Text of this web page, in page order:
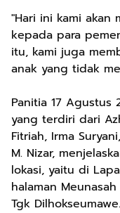
"Hari ini kami akan
kepada para
itu, kami juga
anak yang tidak
Panitia 17 Agustus
yang terdiri dari
Fitriah, Irma
M. Nizar,
lokasi, yaitu di
halaman
Tgk Dilhokseumawe.